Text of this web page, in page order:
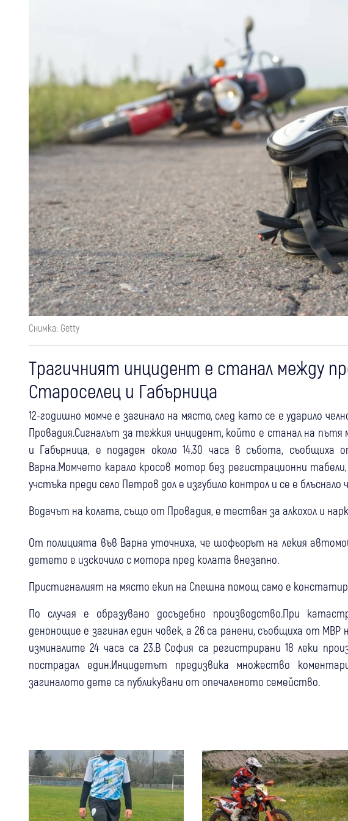
Снимка: Getty
Трагичният инцидент е станал между
Староселец и Габърница
12-годишно момче е загинало на място, след като се е ударило
Провадия.Сигналът за тежкия инцидент, който е станал на пътя
и Габърница, е подаден около 14.30 часа в събота,
Варна.Момчето карало кросов мотор без регистрационни
учстъка преди село Петров дол е изгубило контрол и се е блъснало
Водачът на колата, също от Провадия, е тестван за алкохол и
От полицията във Варна уточниха, че шофьорът на лекия
детето е изскочило с мотора пред колата внезапно.
Пристигналият на място екип на Спешна помощ само е
По случая е образувано досъдебно производство.При
денонощие е загинал един човек, а 26 са ранени, съобщиха от
изминалите 24 часа са 23.В София са регистрирани 18 леки
пострадал един.Инцидетът предизвика множество
загиналото дете са публикувани от опечаленото семейство.